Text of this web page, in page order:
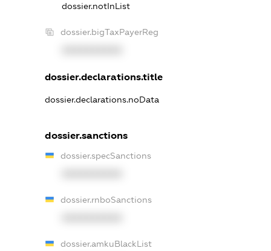
dossier.notInList
dossier.bigTaxPayerReg
dossier.declarations.title
dossier.declarations.noData
dossier.sanctions
dossier.specSanctions
dossier.rnboSanctions
dossier.amkuBlackList